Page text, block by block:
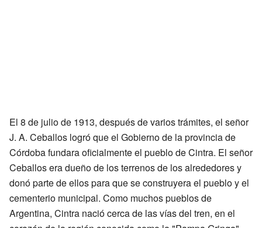
El 8 de julio de 1913, después de varios trámites, el señor
J. A. Ceballos logró que el Gobierno de la provincia de
Córdoba fundara oficialmente el pueblo de Cintra. El señor
Ceballos era dueño de los terrenos de los alrededores y
donó parte de ellos para que se construyera el pueblo y el
cementerio municipal. Como muchos pueblos de
Argentina, Cintra nació cerca de las vías del tren, en el